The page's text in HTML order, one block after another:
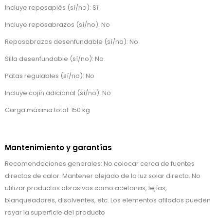
Incluye reposapiés (sí/no): Sí
Incluye reposabrazos (sí/no): No
Reposabrazos desenfundable (sí/no): No
Silla desenfundable (sí/no): No
Patas regulables (sí/no): No
Incluye cojín adicional (sí/no): No
Carga máxima total: 150 kg
Mantenimiento y garantías
Recomendaciones generales: No colocar cerca de fuentes
directas de calor. Mantener alejado de la luz solar directa. No
utilizar productos abrasivos como acetonas, lejías,
blanqueadores, disolventes, etc. Los elementos afilados pueden
rayar la superficie del producto